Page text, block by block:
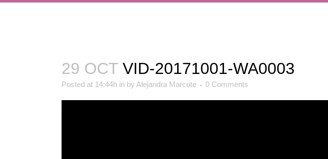
29 OCT VID-20171001-WA0003
Posted at 14:44h in by Alejandra Marcote 0 Comments